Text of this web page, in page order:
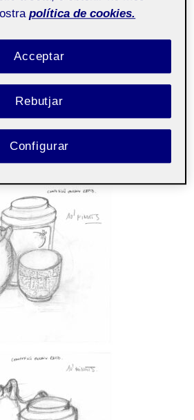
amb l’objecte. Són tres
em familiaritza amb els tres, tant de
Crec que tocar, sentir i observar
dibuix, és una pràctica que ens
que volen transmetre. Ha estat un
i entrenament molt interessant, la
radicalment quan més s’escurça el
i el resultat és un dibuix més lliure i
els esbossos, he treballat amb
política de cookies.
Rebutjar
Acceptar
Configurar